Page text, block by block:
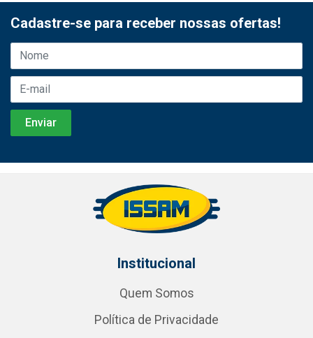
Cadastre-se para receber nossas ofertas!
Institucional
Quem Somos
Política de Privacidade